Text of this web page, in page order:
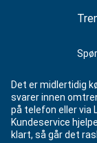
Det er midlertidig
svarer innen
på telefon eller via
Kundeservice
klart, så går det